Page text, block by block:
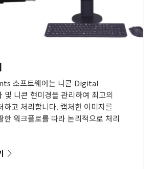
소프트웨어는 니콘 Digital
니콘 현미경을 관리하여 최고의
하고 처리합니다. 캡처한 이미지를
한 워크플로를 따라 논리적으로 처리